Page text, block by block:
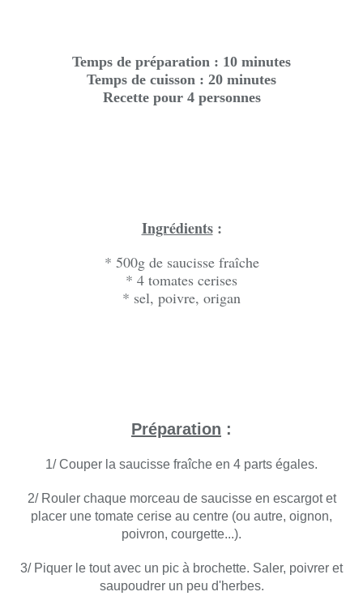
Temps de préparation : 10 minutes
Temps de cuisson : 20 minutes
Recette pour 4 personnes
Ingrédients:
* 500g de saucisse fraîche
* 4 tomates cerises
* sel, poivre, origan
Préparation :
1/ Couper la saucisse fraîche en 4 parts égales.
2/ Rouler chaque morceau de saucisse en escargot et
placer une tomate cerise au centre (ou autre, oignon,
poivron, courgette...).
3/ Piquer le tout avec un pic à brochette. Saler, poivrer et
saupoudrer un peu d'herbes.